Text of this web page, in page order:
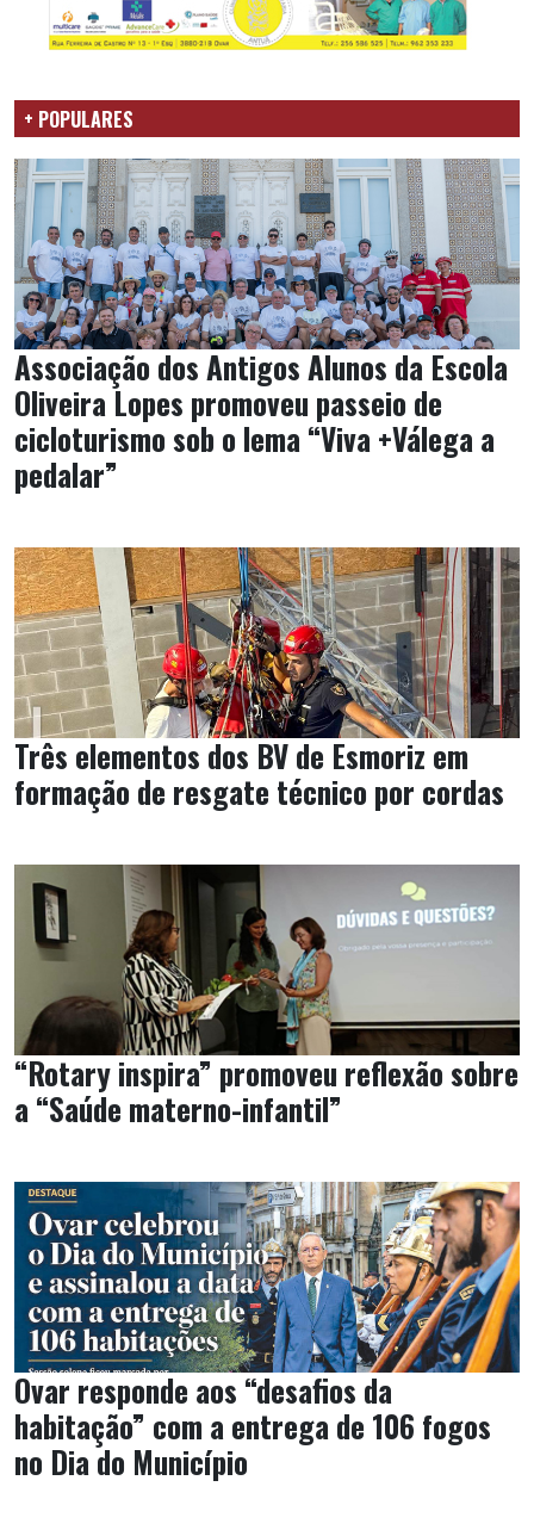
+ POPULARES
Associação dos Antigos Alunos da Escola
Oliveira Lopes promoveu passeio de
cicloturismo sob o lema “Viva +Válega a
pedalar”
Três elementos dos BV de Esmoriz em
formação de resgate técnico por cordas
“Rotary inspira” promoveu reflexão sobre
a “Saúde materno-infantil”
Ovar responde aos “desafios da
habitação” com a entrega de 106 fogos
no Dia do Município